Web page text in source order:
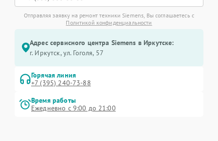
Отправляя заявку на ремонт техники Siemens, Вы соглашаетесь с
Политикой конфиденциальности
Адрес сервисного центра Siemens в Иркутске:
г. Иркутск, ул. ​Гоголя, 57
Горячая линия
+7 (395) 240-73-88
Время работы
Ежедневно с 9:00 до 21:00